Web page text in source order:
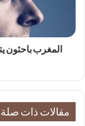
المغرب باحثون
مقالات ذات صلة